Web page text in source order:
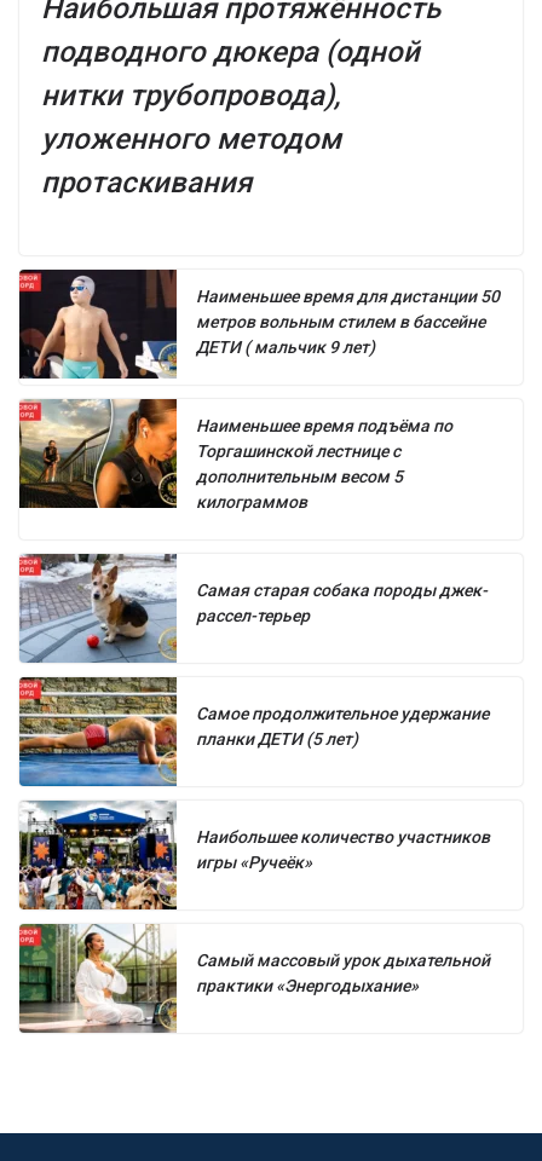
Наибольшая протяжённость
подводного дюкера (одной
нитки трубопровода),
уложенного методом
протаскивания
Наименьшее время для дистанции 50
метров вольным стилем в бассейне
ДЕТИ ( мальчик 9 лет)
Наименьшее время подъёма по
Торгашинской лестнице с
дополнительным весом 5
килограммов
Самая старая собака породы джек-
рассел-терьер
Самое продолжительное удержание
планки ДЕТИ (5 лет)
Наибольшее количество участников
игры «Ручеёк»
Самый массовый урок дыхательной
практики «Энергодыхание»